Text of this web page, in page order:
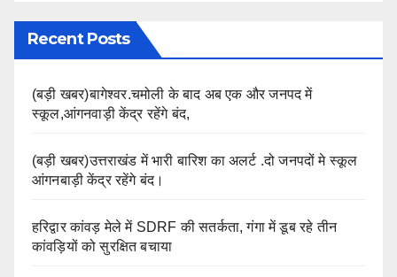
Recent Posts
(बड़ी खबर)बागेश्वर.चमोली के बाद अब एक और जनपद में
स्कूल,आंगनवाड़ी केंद्र रहेंगे बंद,
(बड़ी खबर)उत्तराखंड में भारी बारिश का अलर्ट .दो जनपदों मे स्कूल
आंगनबाड़ी केंद्र रहेंगे बंद।
हरिद्वार कांवड़ मेले में SDRF की सतर्कता, गंगा में डूब रहे तीन
कांवड़ियों को सुरक्षित बचाया